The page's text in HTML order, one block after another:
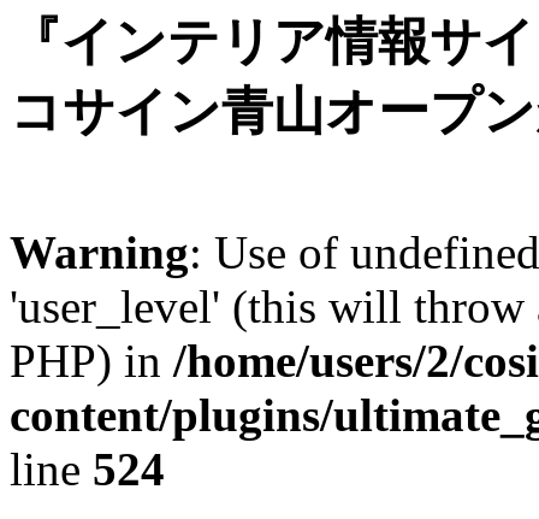
『インテリア情報サ
コサイン青山オープ
Warning: Use of
'user_level' (this will
PHP) in /home/users/2/
content/plugins/
line 524